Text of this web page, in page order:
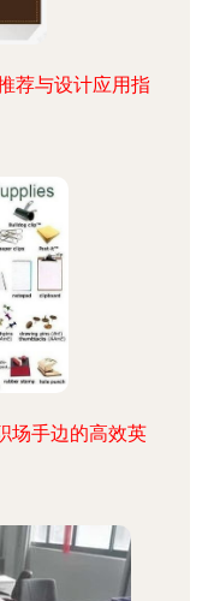
荐与设计应用指
场手边的高效英